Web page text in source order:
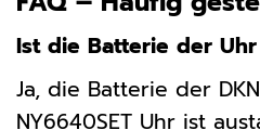
Ist die Batterie der
Ja, die Batterie der
NY6640SET Uhr ist